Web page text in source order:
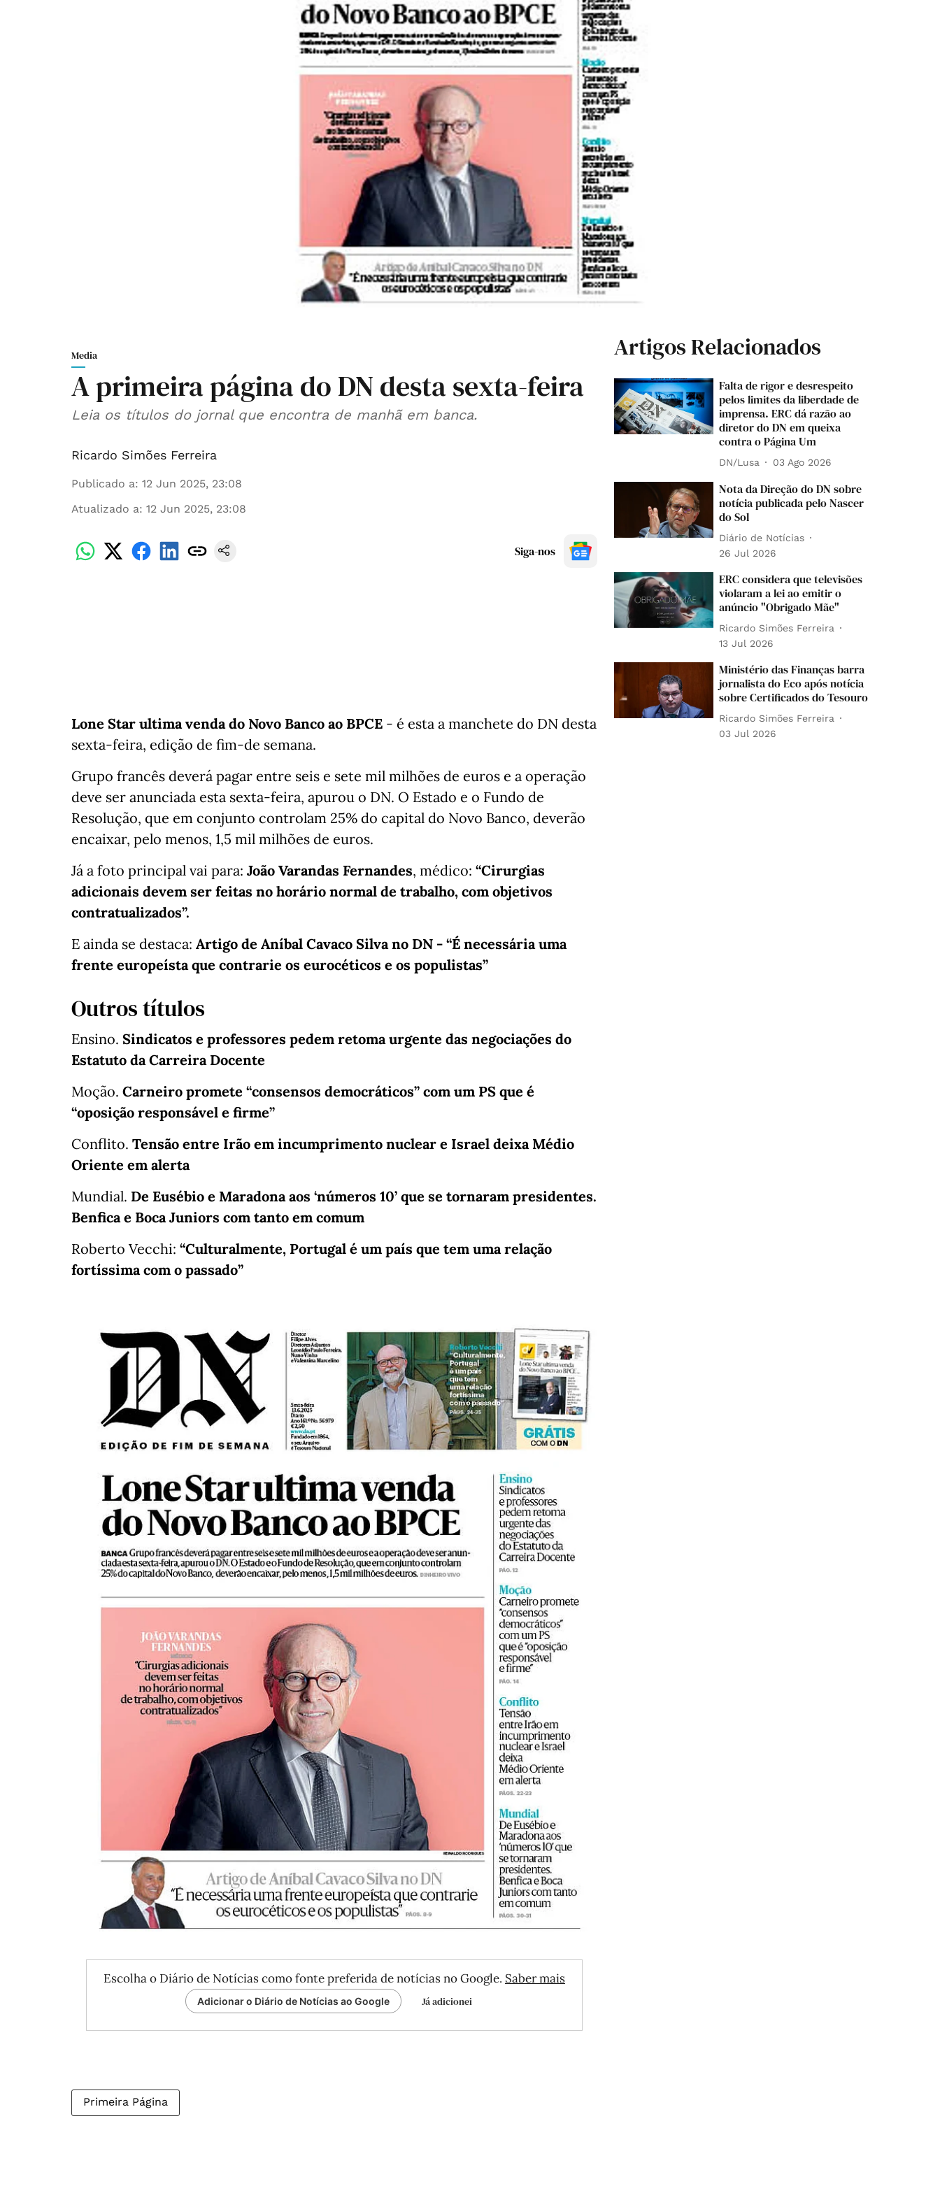
Media
A primeira página do DN desta sexta-feira
Leia os títulos do jornal que encontra de manhã em banca.
Ricardo Simões Ferreira
Publicado a: 12 Jun 2025, 23:08
Atualizado a: 12 Jun 2025, 23:08
Siga-nos
Lone Star ultima venda do Novo Banco ao BPCE - é esta a manchete do DN desta
sexta-feira, edição de fim-de semana.
Grupo francês deverá pagar entre seis e sete mil milhões de euros e a operação
deve ser anunciada esta sexta-feira, apurou o DN. O Estado e o Fundo de
Resolução, que em conjunto controlam 25% do capital do Novo Banco, deverão
encaixar, pelo menos, 1,5 mil milhões de euros.
Já a foto principal vai para: João Varandas Fernandes, médico: “Cirurgias
adicionais devem ser feitas no horário normal de trabalho, com objetivos
contratualizados”.
E ainda se destaca: Artigo de Aníbal Cavaco Silva no DN - “É necessária uma
frente europeísta que contrarie os eurocéticos e os populistas”
Outros títulos
Ensino. Sindicatos e professores pedem retoma urgente das negociações do
Estatuto da Carreira Docente
Moção. Carneiro promete “consensos democráticos” com um PS que é
“oposição responsável e firme”
Conflito. Tensão entre Irão em incumprimento nuclear e Israel deixa Médio
Oriente em alerta
Mundial. De Eusébio e Maradona aos ‘números 10’ que se tornaram presidentes.
Benfica e Boca Juniors com tanto em comum
Roberto Vecchi: “Culturalmente, Portugal é um país que tem uma relação
fortíssima com o passado”
Escolha o Diário de Notícias como fonte preferida de notícias no Google. Saber mais
Adicionar o Diário de Notícias ao Google Já adicionei
Primeira Página
Artigos Relacionados
Falta de rigor e desrespeito
pelos limites da liberdade de
imprensa. ERC dá razão ao
diretor do DN em queixa
contra o Página Um
DN/Lusa 03 Ago 2026
Nota da Direção do DN sobre
notícia publicada pelo Nascer
do Sol
Diário de Notícias
26 Jul 2026
ERC considera que televisões
violaram a lei ao emitir o
anúncio "Obrigado Mãe"
Ricardo Simões Ferreira
13 Jul 2026
Ministério das Finanças barra
jornalista do Eco após notícia
sobre Certificados do Tesouro
Ricardo Simões Ferreira
03 Jul 2026